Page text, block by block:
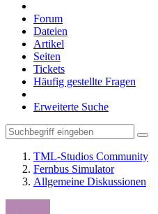
Forum
Dateien
Artikel
Seiten
Tickets
Häufig gestellte Fragen
Erweiterte Suche
TML-Studios Community
Fernbus Simulator
Allgemeine Diskussionen